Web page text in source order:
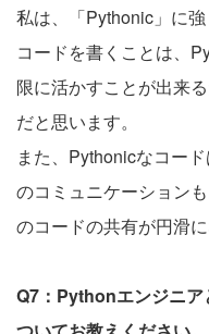
私は、「Pythonic」に
コードを書くことは、
限に活かすことが出来
だと思います。
また、Pythonicなコー
のコミュニケーション
のコードの共有が円滑に
Q7：Pythonエンジニア